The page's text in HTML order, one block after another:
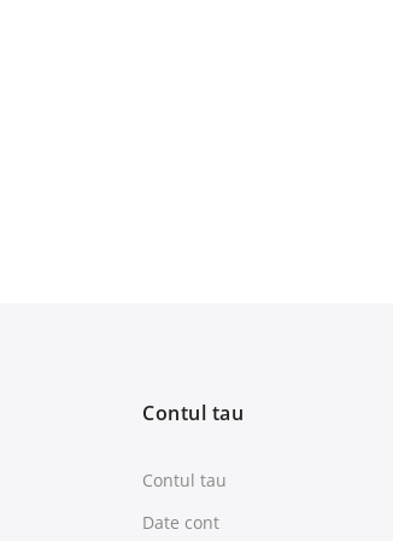
Contul tau
Contul tau
Date cont